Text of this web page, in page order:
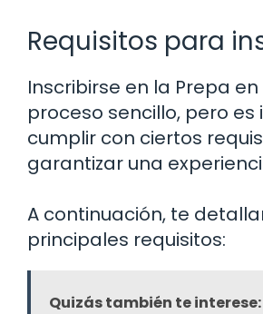
Requisitos para
Inscribirse en la Prepa
proceso sencillo, pero
cumplir con ciertos
garantizar una
A continuación, te
principales requisitos:
Quizás también te interese: